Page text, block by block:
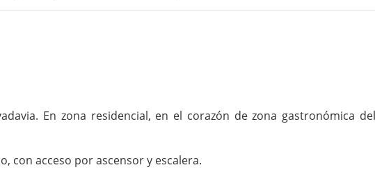
En zona residencial, en el corazón de zona gastronómica
con acceso por ascensor y escalera.